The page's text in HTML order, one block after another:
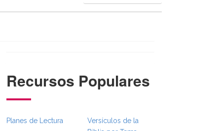
}} }}
Recursos Populares
Planes de Lectura
Versículos de la